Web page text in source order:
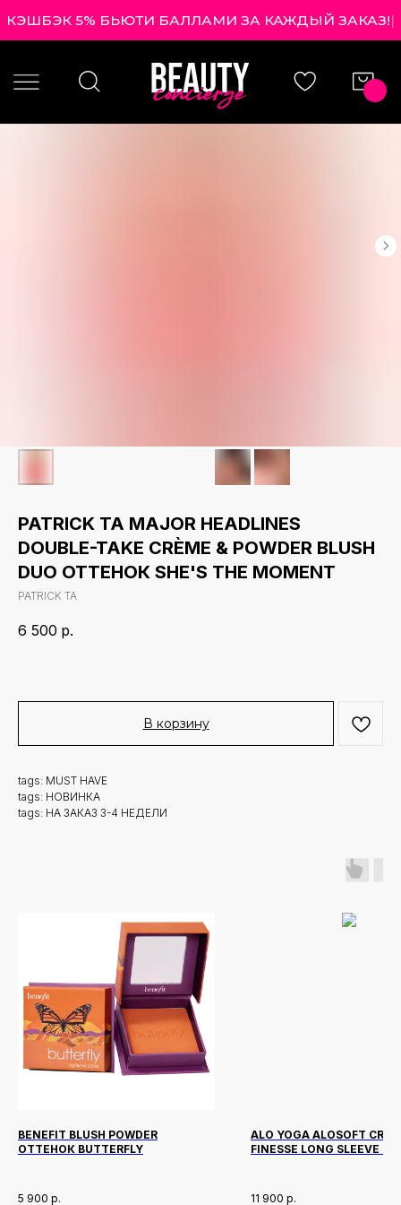
КЭШБЭК 5% БЬЮТИ БАЛЛАМИ ЗА КАЖДЫЙ ЗАКАЗ!|
PATRICK TA MAJOR HEADLINES
DOUBLE-TAKE CRÈME & POWDER BLUSH
DUO ОТТЕНОК SHE'S THE MOMENT
PATRICK TA
6 500 р.
В корзину
tags: MUST HAVE
tags: НОВИНКА
tags: НА ЗАКАЗ 3-4 НЕДЕЛИ
BENEFIT BLUSH POWDER
ОТТЕНОК BUTTERFLY
5 900 р.
ALO YOGA ALOSOFT CROP
FINESSE LONG SLEEVE
11 900 р.